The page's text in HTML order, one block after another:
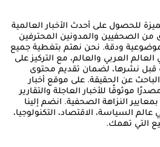
للحصول على أحدث الأخبار العالمية
من الصحفيين والمدونين المحترفين
ودقة. نحن نهتم بتغطية جميع
العربي والعالم، مع التركيز على
نشرها، لضمان تقديم محتوى
عن الحقيقة. على موقع أخبار
موثوقًا للأخبار العاجلة والتقارير
بمعايير النزاهة الصحفية. انضم إلينا
السياسة، الاقتصاد، التكنولوجيا،
التي تهمك.